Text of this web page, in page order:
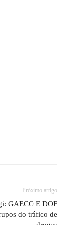
Próximo artigo
GAECO E DOF
do tráfico de